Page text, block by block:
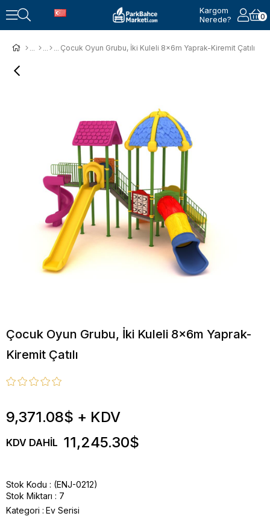
0
Kargom
Nerede?
Çocuk Oyun Grubu, İki Kuleli 8x6m Yaprak-Kiremit Çatılı
Çocuk Oyun Grubu, İki Kuleli 8x6m Yaprak-
Kiremit Çatılı
9,371.08$ + KDV
KDV DAHIL 11,245.30$
Stok Kodu
(ENJ-0212)
Stok Miktarı : 7
Kategori : Ev Serisi